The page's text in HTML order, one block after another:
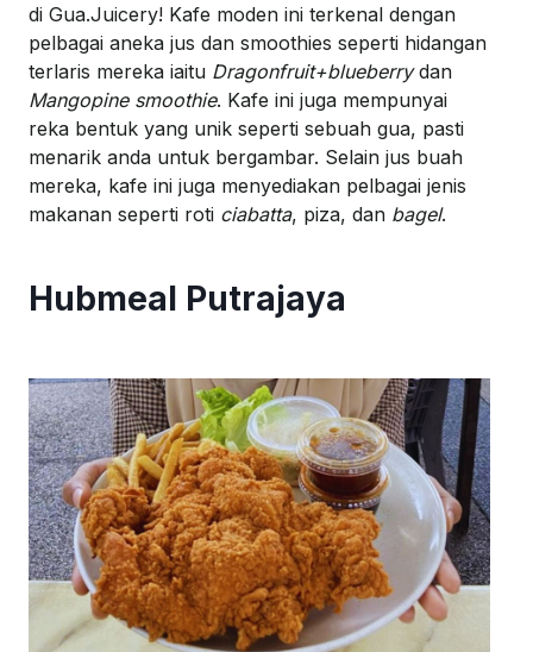
di Gua.Juicery! Kafe moden ini terkenal dengan
pelbagai aneka jus dan smoothies seperti hidangan
terlaris mereka iaitu Dragonfruit+blueberry dan
Mangopine smoothie. Kafe ini juga mempunyai
reka bentuk yang unik seperti sebuah gua, pasti
menarik anda untuk bergambar. Selain jus buah
mereka, kafe ini juga menyediakan pelbagai jenis
makanan seperti roti ciabatta, piza, dan bagel.
Hubmeal Putrajaya